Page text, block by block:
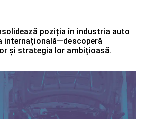
poziția în industria auto
internațională—descoperă
și strategia lor ambițioasă.